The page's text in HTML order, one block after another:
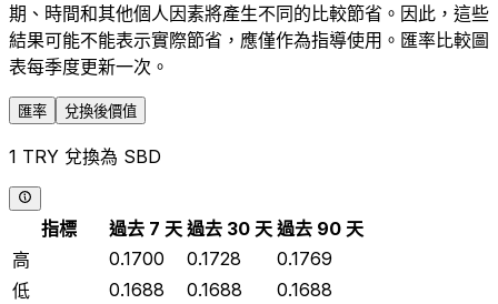
期、時間和其他個人因素將產生不同的比較節省。因此，這些
結果可能不能表示實際節省，應僅作為指導使用。匯率比較圖
表每季度更新一次。
匯率 兌換後價值
1 TRY 兌換為 SBD
指標 過去 7 天 過去 30 天 過去 90 天
高
0.1700 0.1728
0.1769
低
0.1688 0.1688
0.1688